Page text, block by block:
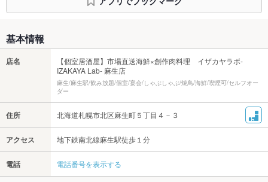
基本情報
店名
【個室居酒屋】市場直送海鮮×創作肉料理 イザカヤラボ-
IZAKAYA Lab- 麻生店
麻生/麻生駅/飲み放題/個室/宴会/しゃぶしゃぶ/焼鳥/海鮮/喫煙可/セルフオー
ダー
住所 北海道札幌市北区麻生町５丁目４－３
アクセス 地下鉄南北線麻生駅徒歩１分
電話 電話番号を表示する